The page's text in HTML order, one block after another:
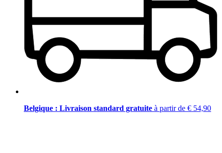
Belgique : Livraison standard gratuite à partir de € 54,90